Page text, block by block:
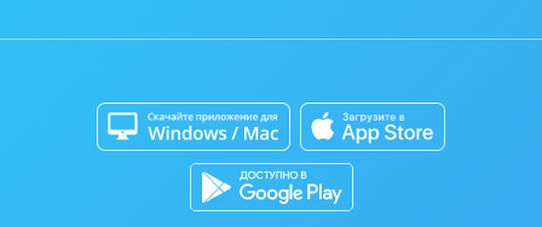
Каталог приложений
Разработчикам приложений